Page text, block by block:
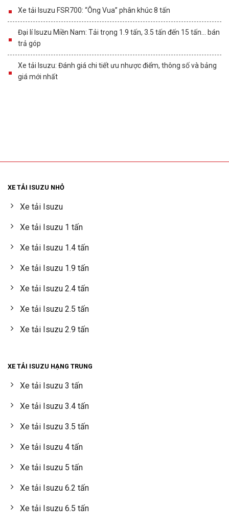
Xe tải Isuzu FSR700: “Ông Vua” phân khúc 8 tấn
Đại lí Isuzu Miền Nam: Tải trọng 1.9 tấn, 3.5 tấn đến 15 tấn… bán
trả góp
Xe tải Isuzu: Đánh giá chi tiết ưu nhược điểm, thông số và bảng
giá mới nhất
XE TẢI ISUZU NHỎ
Xe tải Isuzu
Xe tải Isuzu 1 tấn
Xe tải Isuzu 1.4 tấn
Xe tải Isuzu 1.9 tấn
Xe tải Isuzu 2.4 tấn
Xe tải Isuzu 2.5 tấn
Xe tải Isuzu 2.9 tấn
XE TẢI ISUZU HẠNG TRUNG
Xe tải Isuzu 3 tấn
Xe tải Isuzu 3.4 tấn
Xe tải Isuzu 3.5 tấn
Xe tải Isuzu 4 tấn
Xe tải Isuzu 5 tấn
Xe tải Isuzu 6.2 tấn
Xe tải Isuzu 6.5 tấn